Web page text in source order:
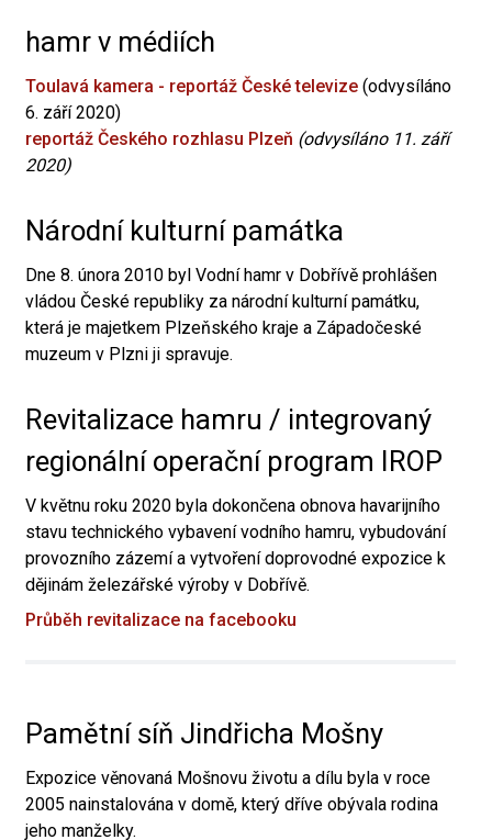
hamr v médiích
Toulavá kamera - reportáž České televize (odvysíláno
6. září 2020)
reportáž Českého rozhlasu Plzeň (odvysíláno 11. září
2020)
Národní kulturní památka
Dne 8. února 2010 byl Vodní hamr v Dobřívě prohlášen
vládou České republiky za národní kulturní památku,
která je majetkem Plzeňského kraje a Západočeské
muzeum v Plzni ji spravuje.
Revitalizace hamru / integrovaný
regionální operační program IROP
V květnu roku 2020 byla dokončena obnova havarijního
stavu technického vybavení vodního hamru, vybudování
provozního zázemí a vytvoření doprovodné expozice k
dějinám železářské výroby v Dobřívě.
Průběh revitalizace na facebooku
Pamětní síň Jindřicha Mošny
Expozice věnovaná Mošnovu životu a dílu byla v roce
2005 nainstalována v domě, který dříve obývala rodina
jeho manželky.